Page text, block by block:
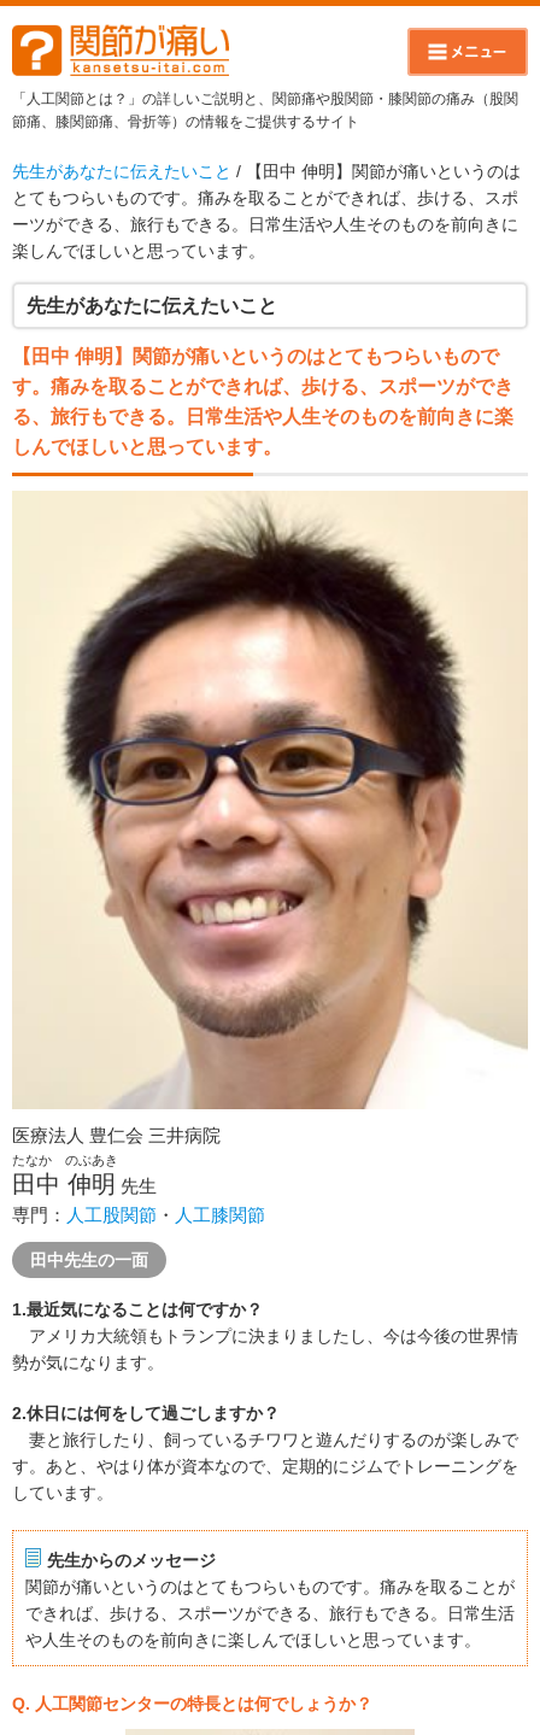
「人工関節とは？」の詳しいご説明と、関節痛や股関節・膝関節の痛み（股関
節痛、膝関節痛、骨折等）の情報をご提供するサイト
先生があなたに伝えたいこと / 【田中 伸明】関節が痛いというのは
とてもつらいものです。痛みを取ることができれば、歩ける、スポ
ーツができる、旅行もできる。日常生活や人生そのものを前向きに
楽しんでほしいと思っています。
先生があなたに伝えたいこと
【田中 伸明】関節が痛いというのはとてもつらいもので
す。痛みを取ることができれば、歩ける、スポーツができ
る、旅行もできる。日常生活や人生そのものを前向きに楽
しんでほしいと思っています。
医療法人 豊仁会 三井病院
たなか のぶあき
田中 伸明 先生
専門： 人工股関節 ・ 人工膝関節
田中先生の一面
1.最近気になることは何ですか？
アメリカ大統領もトランプに決まりましたし、今は今後の世界情
勢が気になります。
2.休日には何をして過ごしますか？
妻と旅行したり、飼っているチワワと遊んだりするのが楽しみで
す。あと、やはり体が資本なので、定期的にジムでトレーニングを
しています。
先生からのメッセージ
関節が痛いというのはとてもつらいものです。痛みを取ることが
できれば、歩ける、スポーツができる、旅行もできる。日常生活
や人生そのものを前向きに楽しんでほしいと思っています。
Q. 人工関節センターの特長とは何でしょうか？